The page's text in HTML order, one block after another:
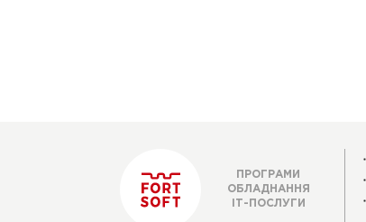
ПРОГРАМИ
ОБЛАДНАННЯ
ІТ-ПОСЛУГИ